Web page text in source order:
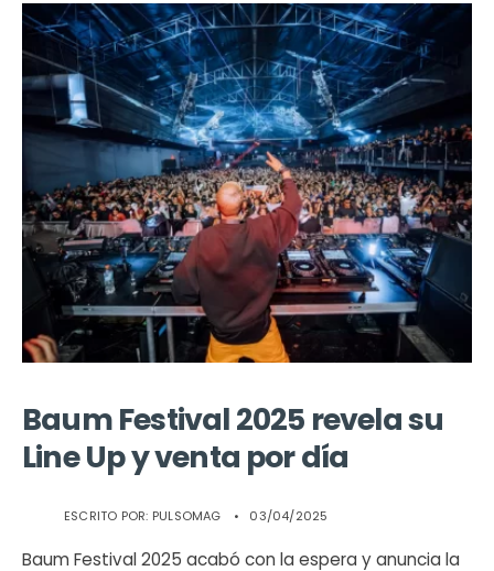
Baum Festival 2025 revela su
Line Up y venta por día
ESCRITO POR: PULSOMAG • 03/04/2025
Baum Festival 2025 acabó con la espera y anuncia la